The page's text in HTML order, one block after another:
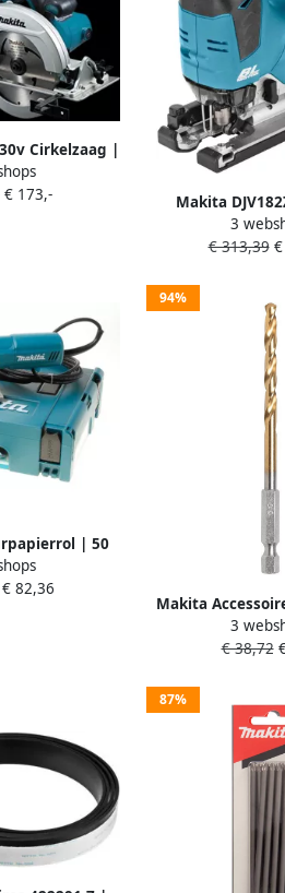
Cirkelzaag |
HS7601J
€ 173,-
Makita
Decoupeerzaag
accu&apos;s en
3
€ 313,39€
| 50
| voor metaal |
3858
82,36
94%
Makita
HSS-tin 13
3
€ 38,72
87%